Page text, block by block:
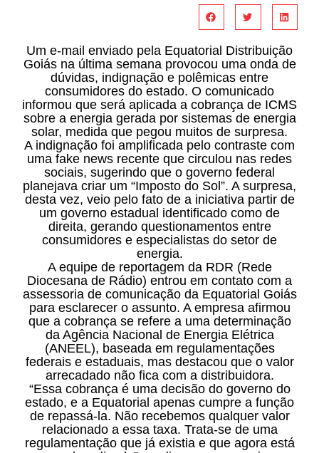
Um e-mail enviado pela Equatorial Distribuição
Goiás na última semana provocou uma onda de
dúvidas, indignação e polêmicas entre
consumidores do estado. O comunicado
informou que será aplicada a cobrança de ICMS
sobre a energia gerada por sistemas de energia
solar, medida que pegou muitos de surpresa.
A indignação foi amplificada pelo contraste com
uma fake news recente que circulou nas redes
sociais, sugerindo que o governo federal
planejava criar um “Imposto do Sol”. A surpresa,
desta vez, veio pelo fato de a iniciativa partir de
um governo estadual identificado como de
direita, gerando questionamentos entre
consumidores e especialistas do setor de
energia.
A equipe de reportagem da RDR (Rede
Diocesana de Rádio) entrou em contato com a
assessoria de comunicação da Equatorial Goiás
para esclarecer o assunto. A empresa afirmou
que a cobrança se refere a uma determinação
da Agência Nacional de Energia Elétrica
(ANEEL), baseada em regulamentações
federais e estaduais, mas destacou que o valor
arrecadado não fica com a distribuidora.
“Essa cobrança é uma decisão do governo do
estado, e a Equatorial apenas cumpre a função
de repassá-la. Não recebemos qualquer valor
relacionado a essa taxa. Trata-se de uma
regulamentação que já existia e que agora está